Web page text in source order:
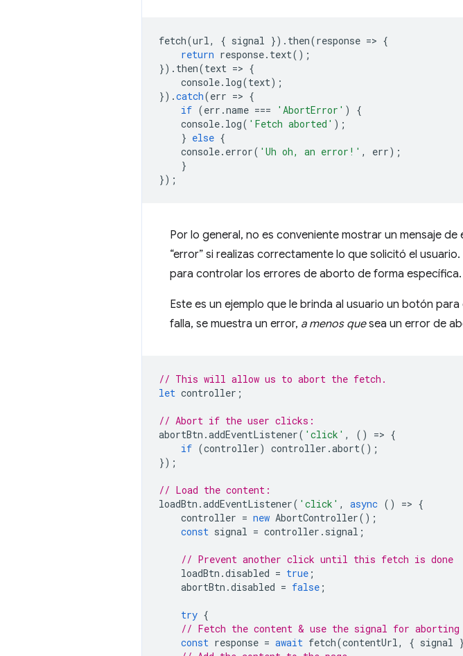
fetch(url, { signal }). then(response => {
return response. text();
}). then(text => {
console. log(text);
}).catch(err => {
if (err .name === 'AbortError' )
{
console. log( 'Fetch aborted' );
} else {
console. error( 'Uh oh, an error!' , err);
}
});
Por lo general, no es conveniente mostrar un mensaje
“error” si realizas correctamente lo que solicitó el
para controlar los errores de aborto de forma específica.
Este es un ejemplo que le brinda al usuario un botón
falla, se muestra un error, a menos quesea un error de
// This will allow us to abort the fetch.
let controller ;
// Abort if the user clicks:
abortBtn .addEventListener( 'click' , () => {
if (controller) controller .abort();
});
// Load the content:
loadBtn .addEventListener( 'click' , async () => {
controller = new AbortController();
const signal = controller . signal ;
// Prevent another click until this fetch is done
loadBtn .disabled = true ;
abortBtn .disabled = false ;
try {
// Fetch the content & use the signal for aborting
const response = await fetch(contentUrl, { signal